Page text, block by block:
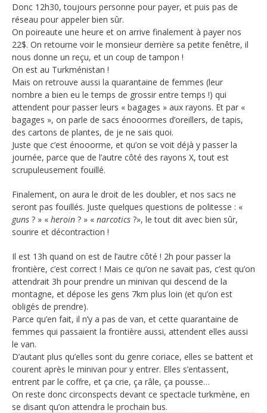
Donc 12h30, toujours personne pour payer, et puis pas de
réseau pour appeler bien sûr.
On poireaute une heure et on arrive finalement à payer nos
22$. On retourne voir le monsieur derrière sa petite fenêtre, il
nous donne un reçu, et un coup de tampon !
On est au Turkménistan !
Mais on retrouve aussi la quarantaine de femmes (leur
nombre a bien eu le temps de grossir entre temps !) qui
attendent pour passer leurs « bagages » aux rayons. Et par «
bagages », on parle de sacs énooormes d’oreillers, de tapis,
des cartons de plantes, de je ne sais quoi.
Juste que c’est énooorme, et qu’on se voit déjà y passer la
journée, parce que de l’autre côté des rayons X, tout est
scrupuleusement fouillé.
Finalement, on aura le droit de les doubler, et nos sacs ne
seront pas fouillés. Juste quelques questions de politesse : «
guns ? » « heroin ? » « narcotics ?», le tout dit avec bien sûr,
sourire et décontraction !
Il est 13h quand on est de l’autre côté ! 2h pour passer la
frontière, c’est correct ! Mais ce qu’on ne savait pas, c’est qu’on
attendrait 3h pour prendre un minivan qui descend de la
montagne, et dépose les gens 7km plus loin (et qu’on est
obligés de prendre).
Parce qu’en fait, il n’y a pas de van, et cette quarantaine de
femmes qui passaient la frontière aussi, attendent elles aussi
le van.
D’autant plus qu’elles sont du genre coriace, elles se battent et
courent après le minivan pour y entrer. Elles s’entassent,
entrent par le coffre, et ça crie, ça râle, ça pousse…
On reste donc circonspects devant ce spectacle turkmène, en
se disant qu’on attendra le prochain bus.